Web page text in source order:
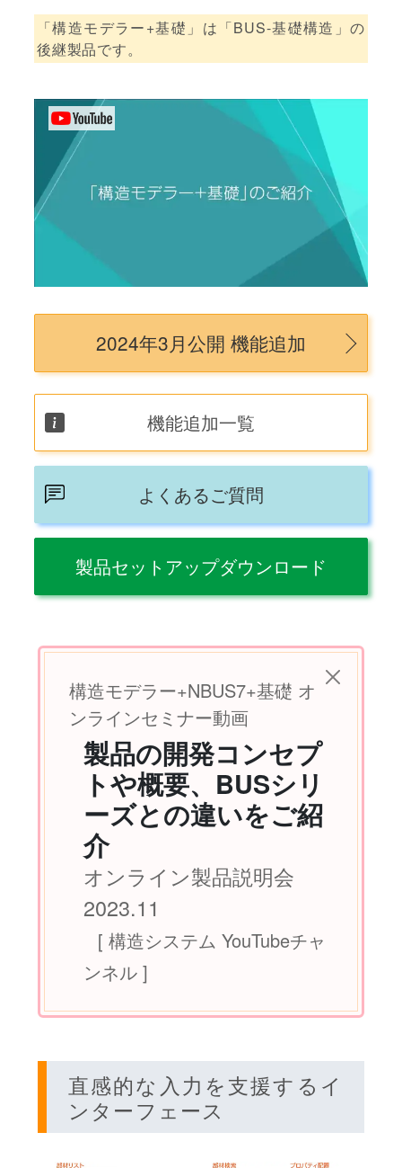
「構造モデラー+基礎」は「BUS-基礎構造」の
後継製品です。
2024年3月公開 機能追加
機能追加一覧
よくあるご質問
製品セットアップダウンロード
構造モデラー+NBUS7+基礎 オ
ンラインセミナー動画
製品の開発コンセプ
トや概要、BUSシリ
ーズとの違いをご紹
介
オンライン製品説明会
2023.11
[ 構造システム YouTubeチャ
ンネル ]
直感的な入力を支援するイ
ンターフェース